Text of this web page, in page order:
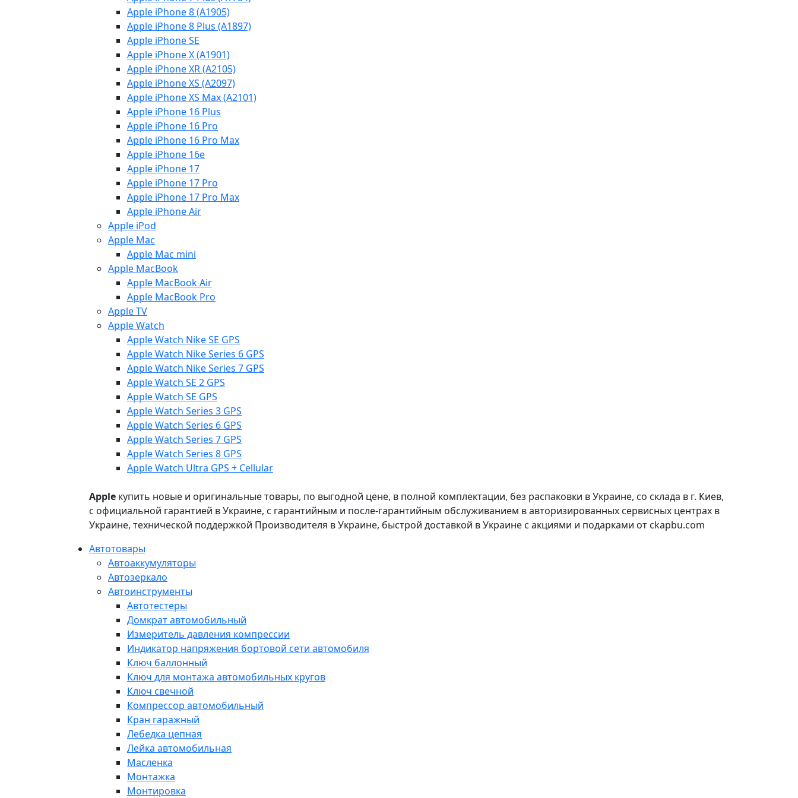
Apple iPhone 8 (A1905)
Apple iPhone 8 Plus (A1897)
Apple iPhone SE
Apple iPhone X (A1901)
Apple iPhone XR (A2105)
Apple iPhone XS (A2097)
Apple iPhone XS Max (A2101)
Apple iPhone 16 Plus
Apple iPhone 16 Pro
Apple iPhone 16 Pro Max
Apple iPhone 16e
Apple iPhone 17
Apple iPhone 17 Pro
Apple iPhone 17 Pro Max
Apple iPhone Air
Apple iPod
Apple Mac
Apple Mac mini
Apple MacBook
Apple MacBook Air
Apple MacBook Pro
Apple TV
Apple Watch
Apple Watch Nike SE GPS
Apple Watch Nike Series 6 GPS
Apple Watch Nike Series 7 GPS
Apple Watch SE 2 GPS
Apple Watch SE GPS
Apple Watch Series 3 GPS
Apple Watch Series 6 GPS
Apple Watch Series 7 GPS
Apple Watch Series 8 GPS
Apple Watch Ultra GPS + Cellular
Apple купить новые и оригинальные товары, по выгодной цене, в полной комплектации, без распаковки в Украине, со склада в г. Киев,
с официальной гарантией в Украине, с гарантийным и после-гарантийным обслуживанием в авторизированных сервисных центрах в
Украине, технической поддержкой Производителя в Украине, быстрой доставкой в Украине с акциями и подарками от ckapbu.com
Автотовары
Автоаккумуляторы
Автозеркало
Автоинструменты
Автотестеры
Домкрат автомобильный
Измеритель давления компрессии
Индикатор напряжения бортовой сети автомобиля
Ключ баллонный
Ключ для монтажа автомобильных кругов
Ключ свечной
Компрессор автомобильный
Кран гаражный
Лебедка цепная
Лейка автомобильная
Масленка
Монтажка
Монтировка